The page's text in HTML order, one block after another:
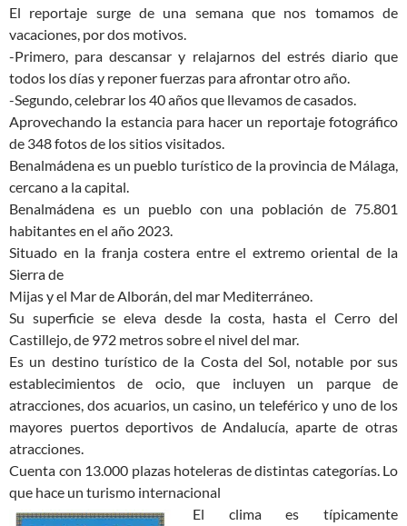
El reportaje surge de una semana que nos tomamos de
vacaciones, por dos motivos.
-Primero, para descansar y relajarnos del estrés diario que
todos los días y reponer fuerzas para afrontar otro año.
-Segundo, celebrar los 40 años que llevamos de casados.
Aprovechando la estancia para hacer un reportaje fotográfico
de 348 fotos de los sitios visitados.
Benalmádena es un pueblo turístico de la provincia de Málaga,
cercano a la capital.
Benalmádena es un pueblo con una población de 75.801
habitantes en el año 2023.
Situado en la franja costera entre el extremo oriental de la
Sierra de
Mijas y el Mar de Alborán, del mar Mediterráneo.
Su superficie se eleva desde la costa, hasta el Cerro del
Castillejo, de 972 metros sobre el nivel del mar.
Es un destino turístico de la Costa del Sol, notable por sus
establecimientos de ocio, que incluyen un parque de
atracciones, dos acuarios, un casino, un teleférico y uno de los
mayores puertos deportivos de Andalucía, aparte de otras
atracciones.
Cuenta con 13.000 plazas hoteleras de distintas categorías. Lo
que hace un turismo internacional
El clima es típicamente